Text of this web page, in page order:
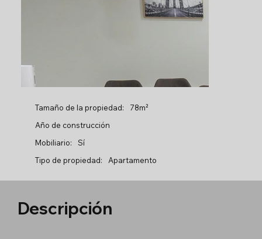
Tamaño de la propiedad:
78m²
Año de construcción
Mobiliario:
Sí
Tipo de propiedad:
Apartamento
Descripción